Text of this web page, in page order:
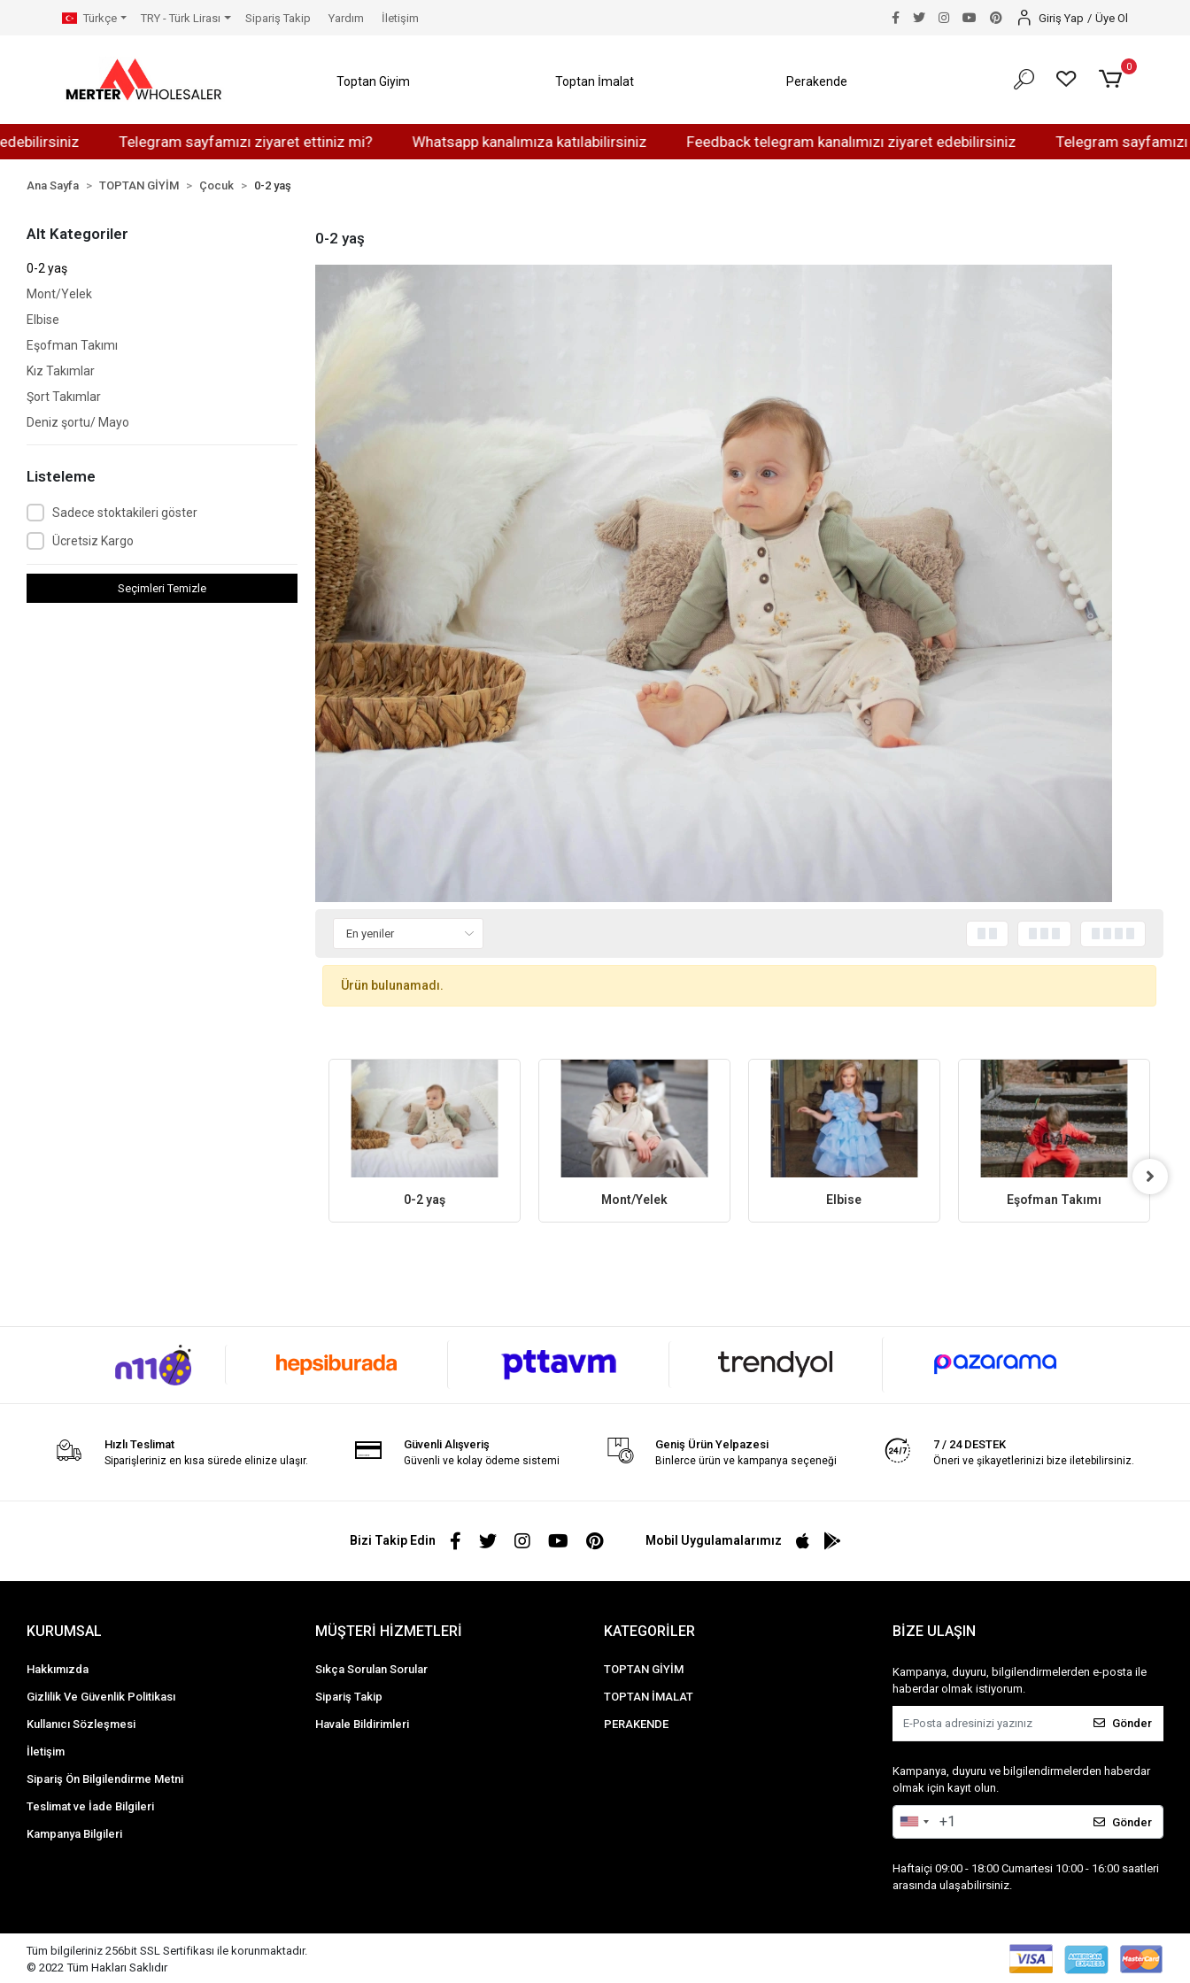
Telegram sayfamızı ziyaret ettiniz mi? Whatsapp kanalımıza katılabilirsiniz Feedback telegram kanalımızı ziyaret edebilirsiniz Telegram sayfamızı
Türkçe TRY - Türk Lirası Sipariş Takip Yardım İletişim Giriş Yap / Üye Ol
Toptan Giyim Toptan İmalat Perakende
0
Ana Sayfa TOPTAN GİYİM Çocuk 0-2 yaş
Alt Kategoriler
0-2 yaş
Mont/Yelek
Elbise
Eşofman Takımı
Kız Takımlar
Şort Takımlar
Deniz şortu/ Mayo
Listeleme
Sadece stoktakileri göster
Ücretsiz Kargo
Seçimleri Temizle
0-2 yaş
Ürün bulunamadı.
0-2 yaş Mont/Yelek Elbise Eşofman Takımı
Hızlı Teslimat
Siparişleriniz en kısa sürede elinize ulaşır.
Güvenli Alışveriş
Güvenli ve kolay ödeme sistemi
Geniş Ürün Yelpazesi
Binlerce ürün ve kampanya seçeneği
7 / 24 DESTEK
Öneri ve şikayetlerinizi bize iletebilirsiniz.
Bizi Takip Edin Mobil Uygulamalarımız
KURUMSAL
Hakkımızda
Gizlilik Ve Güvenlik Politikası
Kullanıcı Sözleşmesi
İletişim
Sipariş Ön Bilgilendirme Metni
Teslimat ve İade Bilgileri
Kampanya Bilgileri
MÜŞTERİ HİZMETLERİ
Sıkça Sorulan Sorular
Sipariş Takip
Havale Bildirimleri
KATEGORİLER
TOPTAN GİYİM
TOPTAN İMALAT
PERAKENDE
BİZE ULAŞIN
Kampanya, duyuru, bilgilendirmelerden e-posta ile
haberdar olmak istiyorum.
Gönder
Kampanya, duyuru ve bilgilendirmelerden haberdar
olmak için kayıt olun.
Gönder
Haftaiçi 09:00 - 18:00 Cumartesi 10:00 - 16:00 saatleri
arasında ulaşabilirsiniz.
Tüm bilgileriniz 256bit SSL Sertifikası ile korunmaktadır.
© 2022Tüm Hakları Saklıdır